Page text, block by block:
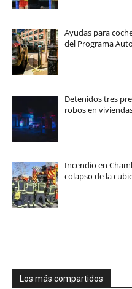
Ayudas para
del Programa
Detenidos tres
robos en
Incendio en
colapso de la
Los más compartidos